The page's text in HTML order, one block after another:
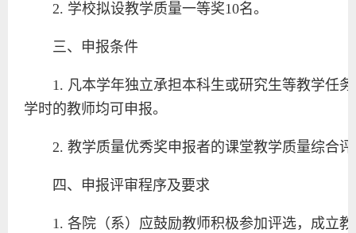
2. 学校拟设教学质量一等奖10名。
三、申报条件
1. 凡本学年独立承担本科生或研究生等教学任
学时的教师均可申报。
2. 教学质量优秀奖申报者的课堂教学质量综合
四、申报评审程序及要求
1. 各院（系）应鼓励教师积极参加评选，成立